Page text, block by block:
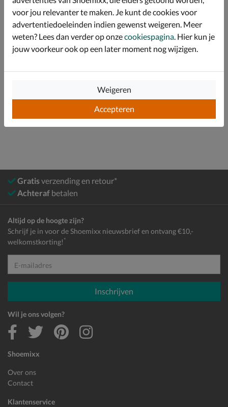
zorgt voor een zachte landing.
Specificaties
Heren Schoenen Sneakers Lage sneakers
Gratisverzending en retour*
Achteraf betalen
Shoemixx
Over ons
Contact
Klantenservice
Altijd op de hoogte zijn?
Schrijf je in voor de Shoemixx nieuwsbrief en ontvang €10,-
welkomstkorting! *
E-mailadres
Inschrijven
Wil je ons volgen?
voor jou relevanter te maken. Je kunt de cookies voor
advertentiedoeleinden indien gewenst weigeren. Meer
weten? Lees dan verder op onzecookiespagina . Hier kun je
jouw voorkeur ook op een later moment nog wijzigen.
Accepteren
Weigeren